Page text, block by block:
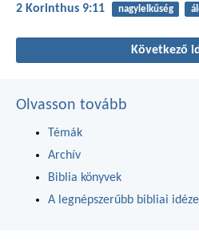
2 Korinthus 9:11 nagylelkűség
Következő
Olvasson tovább
Témák
Archív
Biblia könyvek
A legnépszerűbb bibliai